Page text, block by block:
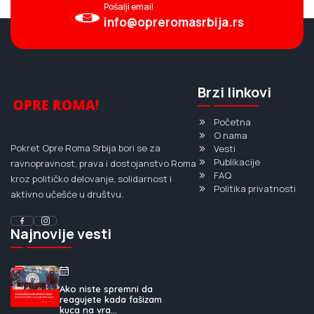
Pošalji email
info@opreromasrbija.rs
Pokret Opre Roma Srbija bori se za
ravnopravnost, prava i dostojanstvo Roma
kroz političko delovanje, solidarnost i
aktivno učešće u društvu.
Brzi linkovi
Početna
O nama
Vesti
Publikacije
FAQ
Politika privatnosti
Najnovije vesti
Ako niste spremni da
reagujete kada fašizam
kuca na vra...